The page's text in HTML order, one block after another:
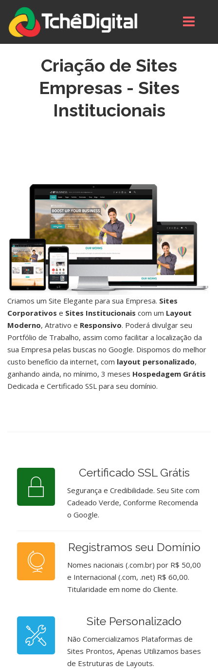
Criação de Sites
Empresas - Sites
Institucionais
Criamos um Site Elegante para sua Empresa. Sites
Corporativos e Sites Institucionais com um Layout
Moderno, Atrativo e Responsivo. Poderá divulgar seu
Portfólio de Trabalho, assim como facilitar a localização da
sua Empresa pelas buscas no Google. Dispomos do melhor
custo benefício da internet, com layout personalizado,
ganhando ainda, no mínimo, 3 meses Hospedagem Grátis
Dedicada e Certificado SSL para seu domínio.
Certificado SSL Grátis
Segurança e Credibilidade. Seu Site com
Cadeado Verde, Conforme Recomenda
o Google.
Registramos seu Domínio
Nomes nacionais (.com.br) por R$ 50,00
e Internacional (.com, .net) R$ 60,00.
Titularidade em nome do Cliente.
Site Personalizado
Não Comercializamos Plataformas de
Sites Prontos, Apenas Utilizamos bases
de Estruturas de Layouts.